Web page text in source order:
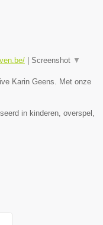
Screenshot ▼
Karin Geens. Met onze
in kinderen, overspel,